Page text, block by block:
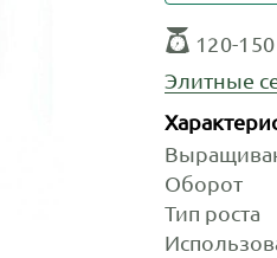
120-
Элитные
Оборот
Тип роста